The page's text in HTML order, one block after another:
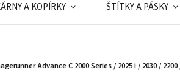
A KOPÍRKY ŠTÍTKY A PÁSKY
Advance C 2000 Series / 2025 i / 2030 /